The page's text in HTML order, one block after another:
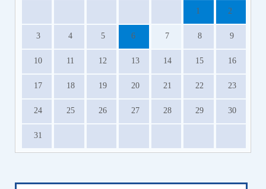
1 2
3 4 5 6 7 8 9
10 11 12 13 14 15 16
17 18 19 20 21 22 23
24 25 26 27 28 29 30
31